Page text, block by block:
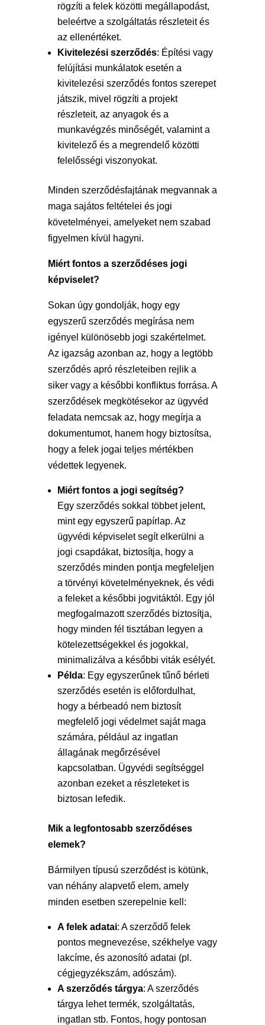
rögzíti a felek közötti megállapodást,
beleértve a szolgáltatás részleteit és
az ellenértéket.
Kivitelezési szerződés: Építési vagy
felújítási munkálatok esetén a
kivitelezési szerződés fontos szerepet
játszik, mivel rögzíti a projekt
részleteit, az anyagok és a
munkavégzés minőségét, valamint a
kivitelező és a megrendelő közötti
felelősségi viszonyokat.
Minden szerződésfajtának megvannak a
maga sajátos feltételei és jogi
követelményei, amelyeket nem szabad
figyelmen kívül hagyni.
Miért fontos a szerződéses jogi
képviselet?
Sokan úgy gondolják, hogy egy
egyszerű szerződés megírása nem
igényel különösebb jogi szakértelmet.
Az igazság azonban az, hogy a legtöbb
szerződés apró részleteiben rejlik a
siker vagy a későbbi konfliktus forrása. A
szerződések megkötésekor az ügyvéd
feladata nemcsak az, hogy megírja a
dokumentumot, hanem hogy biztosítsa,
hogy a felek jogai teljes mértékben
védettek legyenek.
Miért fontos a jogi segítség?
Egy szerződés sokkal többet jelent,
mint egy egyszerű papírlap. Az
ügyvédi képviselet segít elkerülni a
jogi csapdákat, biztosítja, hogy a
szerződés minden pontja megfeleljen
a törvényi követelményeknek, és védi
a feleket a későbbi jogvitáktól. Egy jól
megfogalmazott szerződés biztosítja,
hogy minden fél tisztában legyen a
kötelezettségekkel és jogokkal,
minimalizálva a későbbi viták esélyét.
Példa: Egy egyszerűnek tűnő bérleti
szerződés esetén is előfordulhat,
hogy a bérbeadó nem biztosít
megfelelő jogi védelmet saját maga
számára, például az ingatlan
állagának megőrzésével
kapcsolatban. Ügyvédi segítséggel
azonban ezeket a részleteket is
biztosan lefedik.
Mik a legfontosabb szerződéses
elemek?
Bármilyen típusú szerződést is kötünk,
van néhány alapvető elem, amely
minden esetben szerepelnie kell:
A felek adatai: A szerződő felek
pontos megnevezése, székhelye vagy
lakcíme, és azonosító adatai (pl.
cégjegyzékszám, adószám).
A szerződés tárgya: A szerződés
tárgya lehet termék, szolgáltatás,
ingatlan stb. Fontos, hogy pontosan